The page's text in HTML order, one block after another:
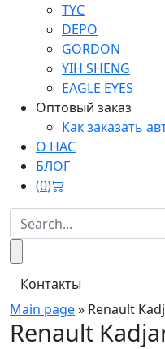
TYC
DEPO
GORDON
YIH SHENG
EAGLE EYES
Оптовый заказ
Как заказать
О НАС
БЛОГ
(0)
Контакты
Main page» Renault
Renault